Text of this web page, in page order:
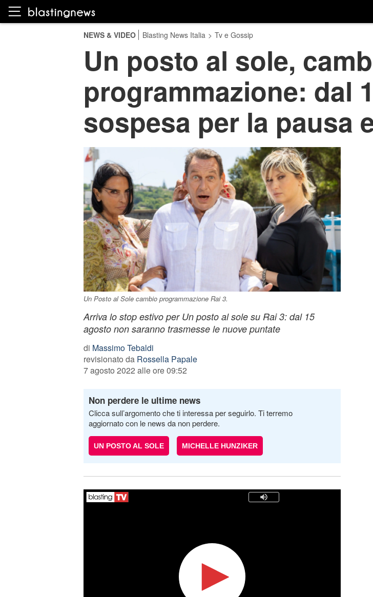
NEWS & VIDEO Blasting News Italia > Tv e Gossip
Un posto al sole,
programmazione: dal
sospesa per la pausa
Un Posto al Sole cambio programmazione Rai 3.
Arriva lo stop estivo per Un posto al sole su Rai 3: dal 15
agosto non saranno trasmesse le nuove puntate
di Massimo Tebaldi
revisionato da Rossella Papale
7 agosto 2022 alle ore 09:52
Non perdere le ultime news
Clicca sull’argomento che ti interessa per seguirlo. Ti terremo
aggiornato con le news da non perdere.
UN POSTO AL SOLE MICHELLE HUNZIKER